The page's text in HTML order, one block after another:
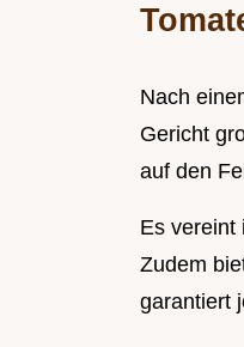
Nach
Gericht
auf den
Es vereint
Zudem
garantiert